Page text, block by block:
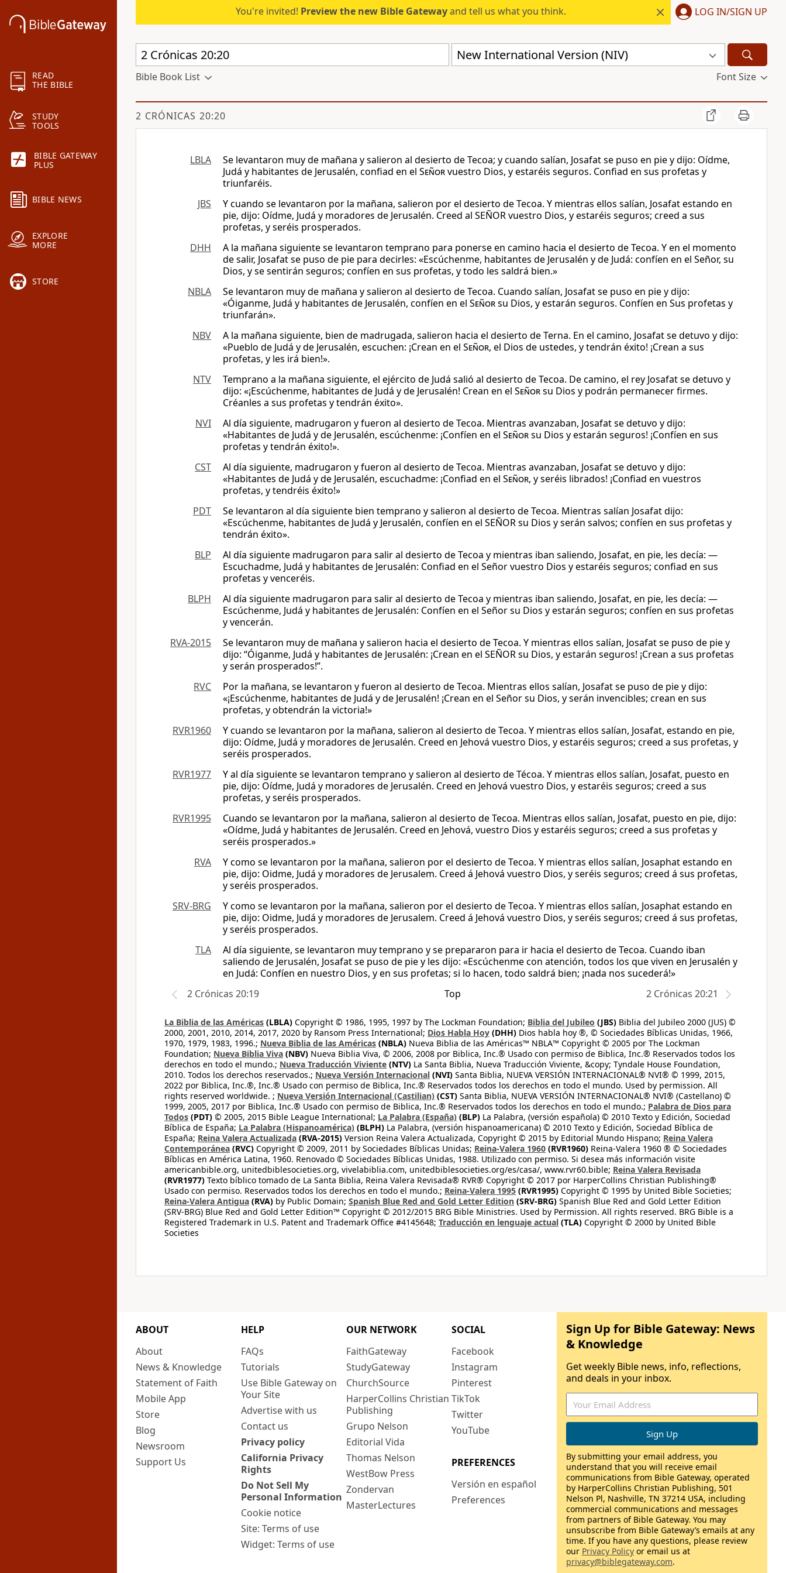
READ
THE BIBLE
STUDY
TOOLS
BIBLE GATEWAY
PLUS
BIBLE NEWS
EXPLORE
MORE
STORE
You're invited! Preview the new Bible Gatewayand tell us what you think. LOG IN/SIGN UP
New International Version (NIV)
Bible Book List Font Size
2 CRÓNICAS 20:20
LBLA
Se levantaron muy de mañana y salieron al desierto de Tecoa; y cuando salían, Josafat se puso en pie y dijo: Oídme,
Judá y habitantes de Jerusalén, confiad en el Señorvuestro Dios, y estaréis seguros. Confiad en sus profetas y
triunfaréis.
JBS
Y cuando se levantaron por la mañana, salieron por el desierto de Tecoa. Y mientras ellos salían, Josafat estando en
pie, dijo: Oídme, Judá y moradores de Jerusalén. Creed al SEÑOR vuestro Dios, y estaréis seguros; creed a sus
profetas, y seréis prosperados.
DHH
A la mañana siguiente se levantaron temprano para ponerse en camino hacia el desierto de Tecoa. Y en el momento
de salir, Josafat se puso de pie para decirles: «Escúchenme, habitantes de Jerusalén y de Judá: confíen en el Señor, su
Dios, y se sentirán seguros; confíen en sus profetas, y todo les saldrá bien.»
NBLA
Se levantaron muy de mañana y salieron al desierto de Tecoa. Cuando salían, Josafat se puso en pie y dijo:
«Óiganme, Judá y habitantes de Jerusalén, confíen en el Señorsu Dios, y estarán seguros. Confíen en Sus profetas y
triunfarán».
NBV
A la mañana siguiente, bien de madrugada, salieron hacia el desierto de Terna. En el camino, Josafat se detuvo y dijo:
«Pueblo de Judá y de Jerusalén, escuchen: ¡Crean en el Señor, el Dios de ustedes, y tendrán éxito! ¡Crean a sus
profetas, y les irá bien!».
NTV
Temprano a la mañana siguiente, el ejército de Judá salió al desierto de Tecoa. De camino, el rey Josafat se detuvo y
dijo: «¡Escúchenme, habitantes de Judá y de Jerusalén! Crean en el Señorsu Dios y podrán permanecer firmes.
Créanles a sus profetas y tendrán éxito».
NVI
Al día siguiente, madrugaron y fueron al desierto de Tecoa. Mientras avanzaban, Josafat se detuvo y dijo:
«Habitantes de Judá y de Jerusalén, escúchenme: ¡Confíen en el Señorsu Dios y estarán seguros! ¡Confíen en sus
profetas y tendrán éxito!».
CST
Al día siguiente, madrugaron y fueron al desierto de Tecoa. Mientras avanzaban, Josafat se detuvo y dijo:
«Habitantes de Judá y de Jerusalén, escuchadme: ¡Confiad en el Señor, y seréis librados! ¡Confiad en vuestros
profetas, y tendréis éxito!»
PDT
Se levantaron al día siguiente bien temprano y salieron al desierto de Tecoa. Mientras salían Josafat dijo:
«Escúchenme, habitantes de Judá y Jerusalén, confíen en el SEÑOR su Dios y serán salvos; confíen en sus profetas y
tendrán éxito».
BLP
Al día siguiente madrugaron para salir al desierto de Tecoa y mientras iban saliendo, Josafat, en pie, les decía: —
Escuchadme, Judá y habitantes de Jerusalén: Confiad en el Señor vuestro Dios y estaréis seguros; confiad en sus
profetas y venceréis.
BLPH
Al día siguiente madrugaron para salir al desierto de Tecoa y mientras iban saliendo, Josafat, en pie, les decía: —
Escúchenme, Judá y habitantes de Jerusalén: Confíen en el Señor su Dios y estarán seguros; confíen en sus profetas
y vencerán.
RVA-2015
Se levantaron muy de mañana y salieron hacia el desierto de Tecoa. Y mientras ellos salían, Josafat se puso de pie y
dijo: “Óiganme, Judá y habitantes de Jerusalén: ¡Crean en el SEÑOR su Dios, y estarán seguros! ¡Crean a sus profetas
y serán prosperados!”.
RVC
Por la mañana, se levantaron y fueron al desierto de Tecoa. Mientras ellos salían, Josafat se puso de pie y dijo:
«¡Escúchenme, habitantes de Judá y de Jerusalén! ¡Crean en el Señor su Dios, y serán invencibles; crean en sus
profetas, y obtendrán la victoria!»
RVR1960
Y cuando se levantaron por la mañana, salieron al desierto de Tecoa. Y mientras ellos salían, Josafat, estando en pie,
dijo: Oídme, Judá y moradores de Jerusalén. Creed en Jehová vuestro Dios, y estaréis seguros; creed a sus profetas, y
seréis prosperados.
RVR1977
Y al día siguiente se levantaron temprano y salieron al desierto de Técoa. Y mientras ellos salían, Josafat, puesto en
pie, dijo: Oídme, Judá y moradores de Jerusalén. Creed en Jehová vuestro Dios, y estaréis seguros; creed a sus
profetas, y seréis prosperados.
RVR1995
Cuando se levantaron por la mañana, salieron al desierto de Tecoa. Mientras ellos salían, Josafat, puesto en pie, dijo:
«Oídme, Judá y habitantes de Jerusalén. Creed en Jehová, vuestro Dios y estaréis seguros; creed a sus profetas y
seréis prosperados.»
RVA
Y como se levantaron por la mañana, salieron por el desierto de Tecoa. Y mientras ellos salían, Josaphat estando en
pie, dijo: Oidme, Judá y moradores de Jerusalem. Creed á Jehová vuestro Dios, y seréis seguros; creed á sus profetas,
y seréis prosperados.
SRV-BRG
Y como se levantaron por la mañana, salieron por el desierto de Tecoa. Y mientras ellos salían, Josaphat estando en
pie, dijo: Oidme, Judá y moradores de Jerusalem. Creed á Jehová vuestro Dios, y seréis seguros; creed á sus profetas,
y seréis prosperados.
TLA
Al día siguiente, se levantaron muy temprano y se prepararon para ir hacia el desierto de Tecoa. Cuando iban
saliendo de Jerusalén, Josafat se puso de pie y les dijo: «Escúchenme con atención, todos los que viven en Jerusalén y
en Judá: Confíen en nuestro Dios, y en sus profetas; si lo hacen, todo saldrá bien; ¡nada nos sucederá!»
2 Crónicas 20:19
Top 2 Crónicas 20:21
La Biblia de las Américas (LBLA) Copyright © 1986, 1995, 1997 by The Lockman Foundation; Biblia del Jubileo (JBS) Biblia del Jubileo 2000 (JUS) ©
2000, 2001, 2010, 2014, 2017, 2020 by Ransom Press International; Dios Habla Hoy (DHH) Dios habla hoy ®, © Sociedades Bíblicas Unidas, 1966,
1970, 1979, 1983, 1996.; Nueva Biblia de las Américas (NBLA) Nueva Biblia de las Américas™ NBLA™ Copyright © 2005 por The Lockman
Foundation; Nueva Biblia Viva (NBV) Nueva Biblia Viva, © 2006, 2008 por Biblica, Inc.® Usado con permiso de Biblica, Inc.® Reservados todos los
derechos en todo el mundo.; Nueva Traducción Viviente (NTV) La Santa Biblia, Nueva Traducción Viviente, &copy; Tyndale House Foundation,
2010. Todos los derechos reservados.; Nueva Versión Internacional (NVI) Santa Biblia, NUEVA VERSIÓN INTERNACIONAL® NVI® © 1999, 2015,
2022 por Biblica, Inc.®, Inc.® Usado con permiso de Biblica, Inc.® Reservados todos los derechos en todo el mundo. Used by permission. All
rights reserved worldwide. ; Nueva Versión Internacional (Castilian) (CST) Santa Biblia, NUEVA VERSIÓN INTERNACIONAL® NVI® (Castellano) ©
1999, 2005, 2017 por Biblica, Inc.® Usado con permiso de Biblica, Inc.® Reservados todos los derechos en todo el mundo.; Palabra de Dios para
Todos (PDT) © 2005, 2015 Bible League International; La Palabra (España) (BLP) La Palabra, (versión española) © 2010 Texto y Edición, Sociedad
Bíblica de España; La Palabra (Hispanoamérica) (BLPH) La Palabra, (versión hispanoamericana) © 2010 Texto y Edición, Sociedad Bíblica de
España; Reina Valera Actualizada (RVA-2015) Version Reina Valera Actualizada, Copyright © 2015 by Editorial Mundo Hispano; Reina Valera
Contemporánea (RVC) Copyright © 2009, 2011 by Sociedades Bíblicas Unidas; Reina-Valera 1960 (RVR1960) Reina-Valera 1960 ® © Sociedades
Bíblicas en América Latina, 1960. Renovado © Sociedades Bíblicas Unidas, 1988. Utilizado con permiso. Si desea más información visite
americanbible.org, unitedbiblesocieties.org, vivelabiblia.com, unitedbiblesocieties.org/es/casa/, www.rvr60.bible; Reina Valera Revisada
(RVR1977) Texto bíblico tomado de La Santa Biblia, Reina Valera Revisada® RVR® Copyright © 2017 por HarperCollins Christian Publishing®
Usado con permiso. Reservados todos los derechos en todo el mundo.; Reina-Valera 1995 (RVR1995) Copyright © 1995 by United Bible Societies;
Reina-Valera Antigua (RVA) by Public Domain; Spanish Blue Red and Gold Letter Edition (SRV-BRG) Spanish Blue Red and Gold Letter Edition
(SRV-BRG) Blue Red and Gold Letter Edition™ Copyright © 2012/2015 BRG Bible Ministries. Used by Permission. All rights reserved. BRG Bible is a
Registered Trademark in U.S. Patent and Trademark Office #4145648; Traducción en lenguaje actual (TLA) Copyright © 2000 by United Bible
Societies
ABOUT
About
News & Knowledge
Statement of Faith
Mobile App
Store
Blog
Newsroom
Support Us
HELP
FAQs
Tutorials
Use Bible Gateway on
Your Site
Advertise with us
Contact us
Privacy policy
California Privacy
Rights
Do Not Sell My
Personal Information
Cookie notice
Site: Terms of use
Widget: Terms of use
OUR NETWORK
FaithGateway
StudyGateway
ChurchSource
HarperCollins Christian
Publishing
Grupo Nelson
Editorial Vida
Thomas Nelson
WestBow Press
Zondervan
MasterLectures
SOCIAL
Facebook
Instagram
Pinterest
TikTok
Twitter
YouTube
PREFERENCES
Versión en español
Preferences
Sign Up for Bible Gateway: News
& Knowledge
Get weekly Bible news, info, reflections,
and deals in your inbox.
By submitting your email address, you
understand that you will receive email
communications from Bible Gateway, operated
by HarperCollins Christian Publishing, 501
Nelson Pl, Nashville, TN 37214 USA, including
commercial communications and messages
from partners of Bible Gateway. You may
unsubscribe from Bible Gateway’s emails at any
time. If you have any questions, please review
our Privacy Policy or email us at
privacy@biblegateway.com.